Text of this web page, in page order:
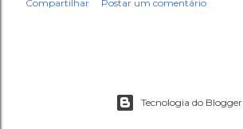
Compartilhar Postar um comentário
Tecnologia do Blogger